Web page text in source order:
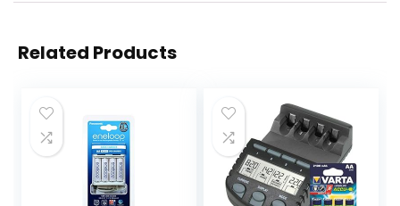
Related Products